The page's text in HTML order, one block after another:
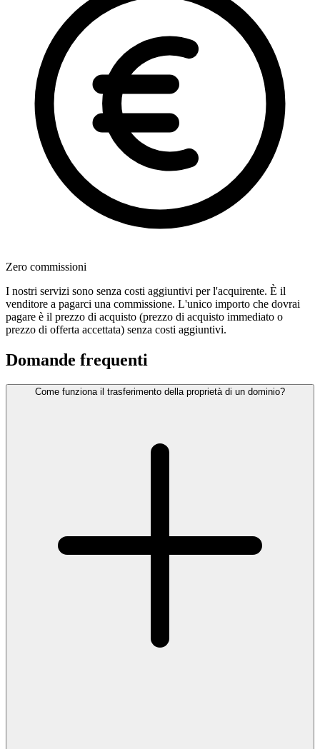
Zero commissioni
I nostri servizi sono senza costi aggiuntivi per l'acquirente. È il
venditore a pagarci una commissione. L'unico importo che dovrai
pagare è il prezzo di acquisto (prezzo di acquisto immediato o
prezzo di offerta accettata) senza costi aggiuntivi.
Domande frequenti
Come funziona il trasferimento della proprietà di un dominio?